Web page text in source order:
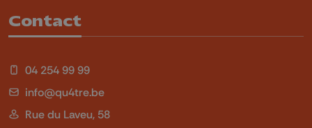
Contact
04 254 99 99
info@qu4tre.be
Rue du Laveu, 58